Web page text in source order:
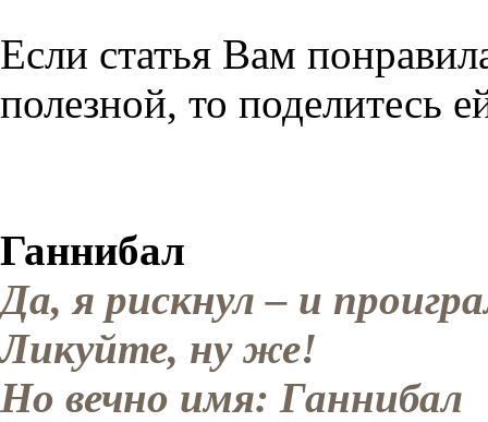
Если статья Вам
полезной, то поделитесь
Ганнибал
Да, я рискнул – и
Ликуйте, ну же!
Но вечно имя: Ганнибал